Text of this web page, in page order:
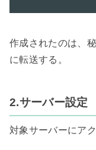
作成されたのは、
に転送する。
2.サーバー設定
対象サーバーにア